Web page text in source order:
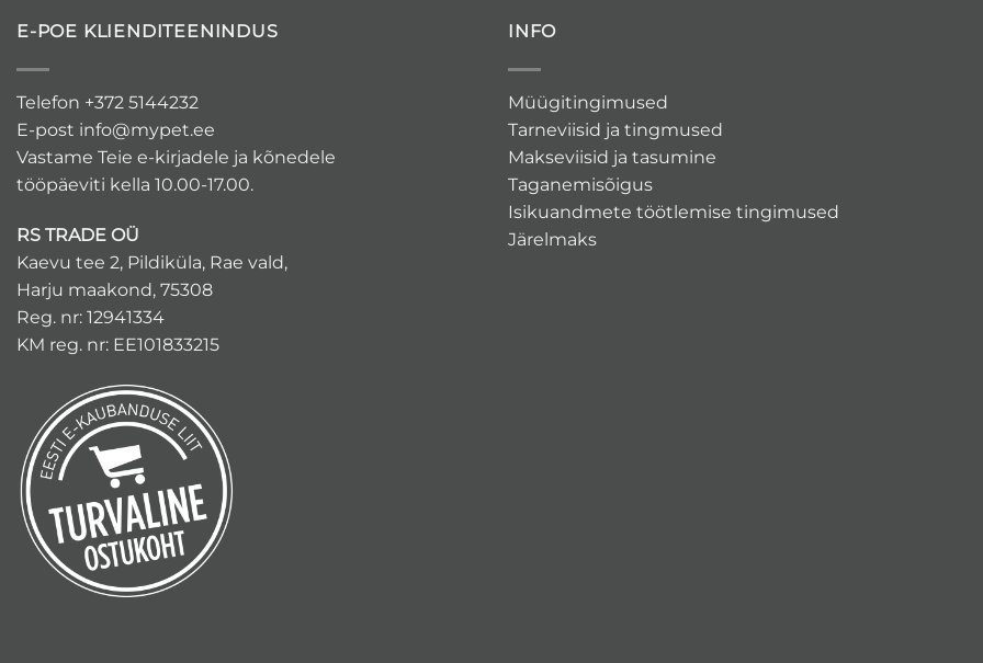
E-POE KLIENDITEENINDUS
Telefon +372 5144232
E-post info@mypet.ee
Vastame Teie e-kirjadele ja kõnedele
tööpäeviti kella 10.00-17.00.
RS TRADE OÜ
Kaevu tee 2, Pildiküla, Rae vald,
Harju maakond, 75308
Reg. nr: 12941334
KM reg. nr: EE101833215
INFO
Müügitingimused
Tarneviisid ja tingmused
Makseviisid ja tasumine
Taganemisõigus
Isikuandmete töötlemise tingimused
Järelmaks